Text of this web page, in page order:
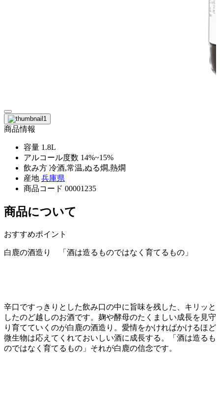
商品情報
容量 1.8L
アルコール度数 14%~15%
飲み方 冷酒,常温,ぬる燗,熱燗
産地 兵庫県
商品コード 00001235
商品について
おすすめポイント
白鹿の酒造り 「酒は造るものではなく育てるもの」
辛口ですっきりとした飲み口の中に旨味を残した、キリッと
したのど越しのお酒です。麹や酵母のたくましい成長を見守
り育てていくのが白鹿の酒造り。愛情をかければかけるほど
微生物は応えてくれておいしい酒に成長する。「酒は造るも
のではなく育てるもの」それが白鹿の信念です。